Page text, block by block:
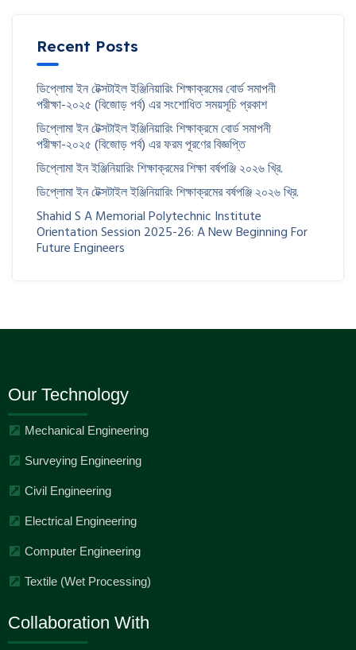
Recent Posts
ডিপ্লোমা ইন টেক্সটাইল ইঞ্জিনিয়ারিং শিক্ষাক্রমের বোর্ড সমাপনী
পরীক্ষা-২০২৫ (বিজোড় পর্ব) এর সংশোধিত সময়সূচি প্রকাশ
ডিপ্লোমা ইন টেক্সটাইল ইঞ্জিনিয়ারিং শিক্ষাক্রমে বোর্ড সমাপনী
পরীক্ষা-২০২৫ (বিজোড় পর্ব) এর ফরম পূরণের বিজ্ঞপ্তি
ডিপ্লোমা ইন ইঞ্জিনিয়ারিং শিক্ষাক্রমের শিক্ষা বর্ষপঞ্জি ২০২৬ খ্রি.
ডিপ্লোমা ইন টেক্সটাইল ইঞ্জিনিয়ারিং শিক্ষাক্রমের বর্ষপঞ্জি ২০২৬ খ্রি.
Shahid S A Memorial Polytechnic Institute
Orientation Session 2025-26: A New Beginning For
Future Engineers
Our Technology
Mechanical Engineering
Surveying Engineering
Civil Engineering
Electrical Engineering
Computer Engineering
Textile (Wet Processing)
Collaboration With